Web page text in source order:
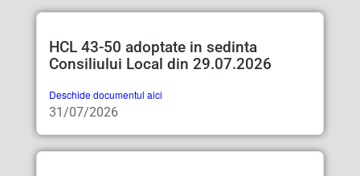
HCL 43-50 adoptate in sedinta
Consiliului Local din 29.07.2026
Deschide documentul aici
31/07/2026